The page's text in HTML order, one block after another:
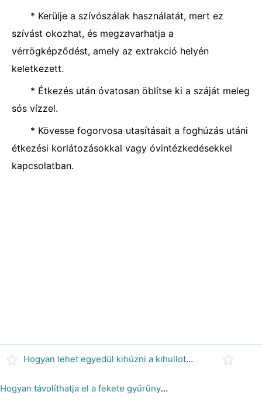
* Kerülje a szívószálak használatát, mert ez
szívást okozhat, és megzavarhatja a
vérrögképződést, amely az extrakció helyén
keletkezett.
* Étkezés után óvatosan öblítse ki a száját meleg
sós vízzel.
* Kövesse fogorvosa utasításait a foghúzás utáni
étkezési korlátozásokkal vagy óvintézkedésekkel
kapcsolatban.
Hogyan lehet egyedül kihúzni a kihullott fogat?
Hogyan távolíthatja el a fekete gyűrűnyomokat a polírozatlan tölgy munkafelületekről?